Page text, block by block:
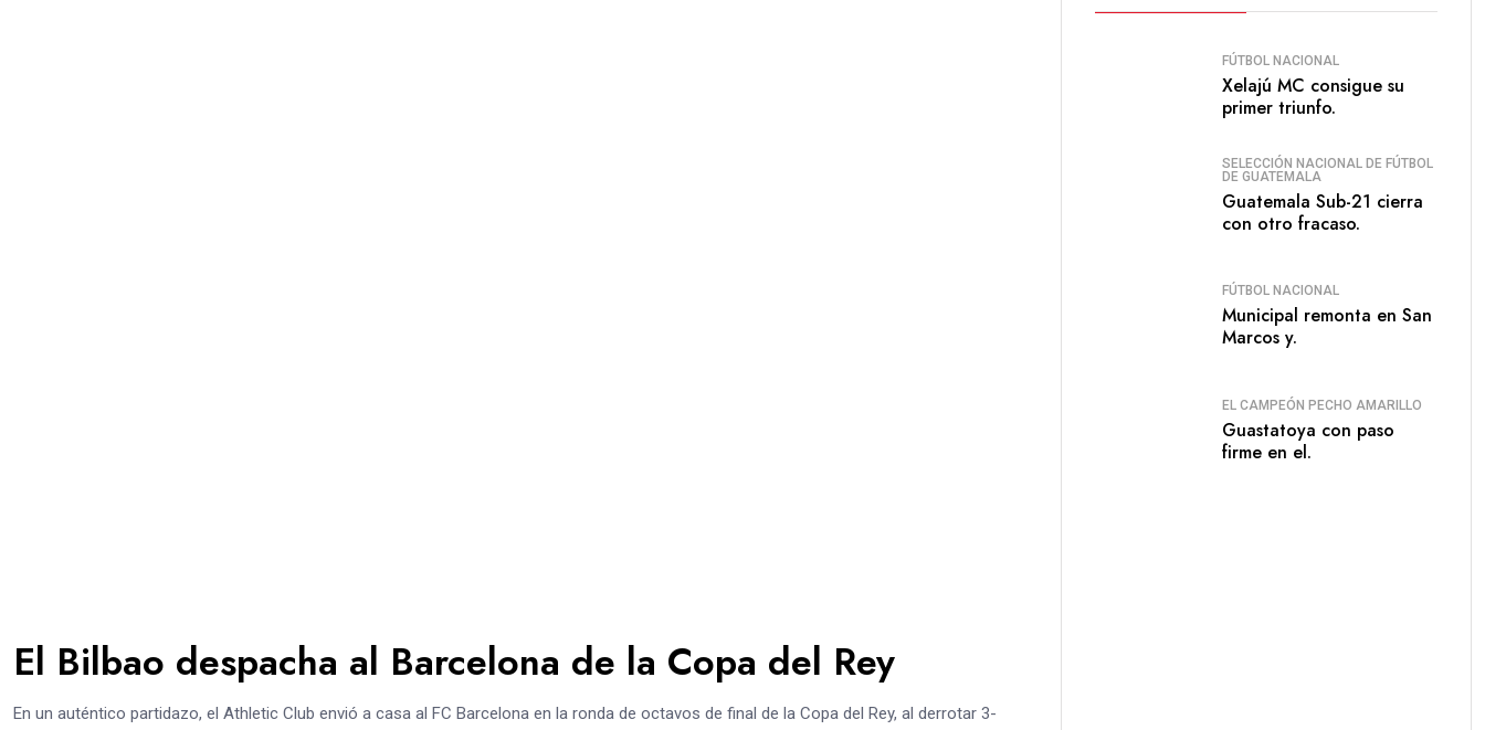
El Bilbao despacha al Barcelona de la Copa del Rey
En un auténtico partidazo, el Athletic Club envió a casa al FC Barcelona en la ronda de octavos de final de la Copa del Rey, al derrotar 3-
FÚTBOL NACIONAL
Xelajú MC consigue su
primer triunfo.
SELECCIÓN NACIONAL DE FÚTBOL
DE GUATEMALA
Guatemala Sub-21 cierra
con otro fracaso.
FÚTBOL NACIONAL
Municipal remonta en San
Marcos y.
EL CAMPEÓN PECHO AMARILLO
Guastatoya con paso
firme en el.